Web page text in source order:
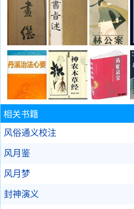
相关书籍
风俗通义校注
风月鉴
风月梦
封神演义